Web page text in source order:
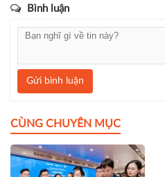
Bình luận
Gửi bình luận
CÙNG CHUYÊN MỤC